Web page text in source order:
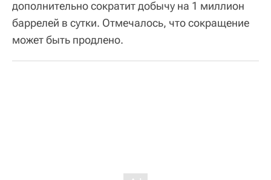
дополнительно сократит добычу на 1 миллион
баррелей в сутки. Отмечалось, что сокращение
может быть продлено.